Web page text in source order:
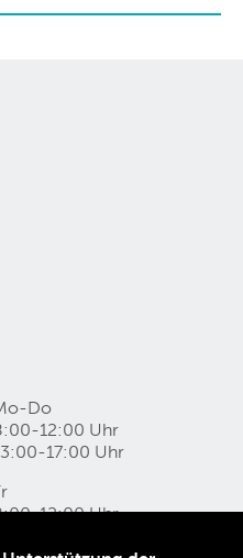
Do
12:00 Uhr
17:00 Uhr
12:00 Uhr